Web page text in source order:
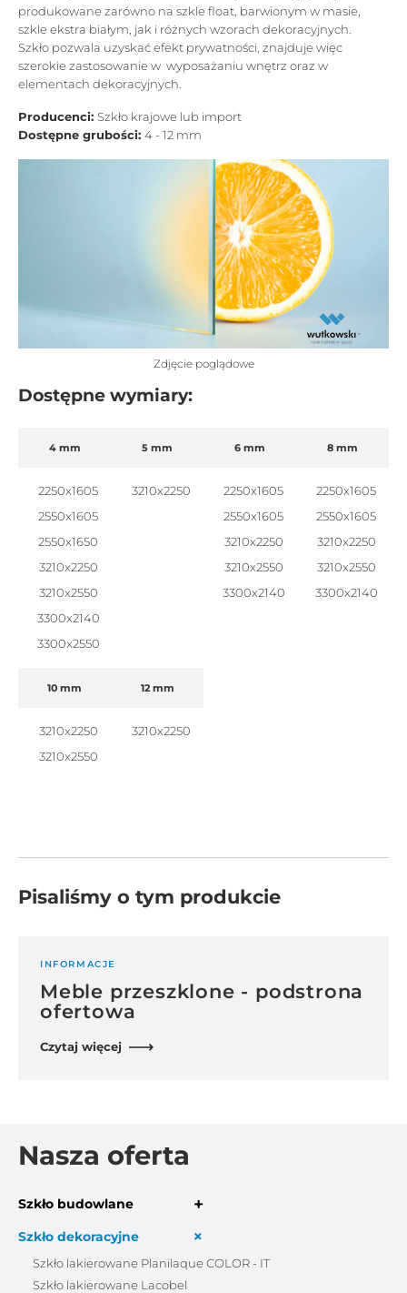
Nasza oferta
Szkło budowlane +
Szkło dekoracyjne +
Szkło lakierowane Planilaque COLOR - IT
Szkło lakierowane Lacobel
produkowane zarówno na szkle float, barwionym w masie,
szkle ekstra białym, jak i różnych wzorach dekoracyjnych.
Szkło pozwala uzyskać efekt prywatności, znajduje więc
szerokie zastosowanie w wyposażaniu wnętrz oraz w
elementach dekoracyjnych.
Producenci: Szkło krajowe lub import
Dostępne grubości: 4 - 12 mm
Zdjęcie poglądowe
Dostępne wymiary:
4 mm
2250x1605
2550x1605
2550x1650
3210x2250
3210x2550
3300x2140
3300x2550
5 mm
3210x2250
6 mm
2250x1605
2550x1605
3210x2250
3210x2550
3300x2140
8 mm
2250x1605
2550x1605
3210x2250
3210x2550
3300x2140
10 mm
3210x2250
3210x2550
12 mm
3210x2250
Pisaliśmy o tym produkcie
INFORMACJE
Meble przeszklone - podstrona
ofertowa
Czytaj więcej